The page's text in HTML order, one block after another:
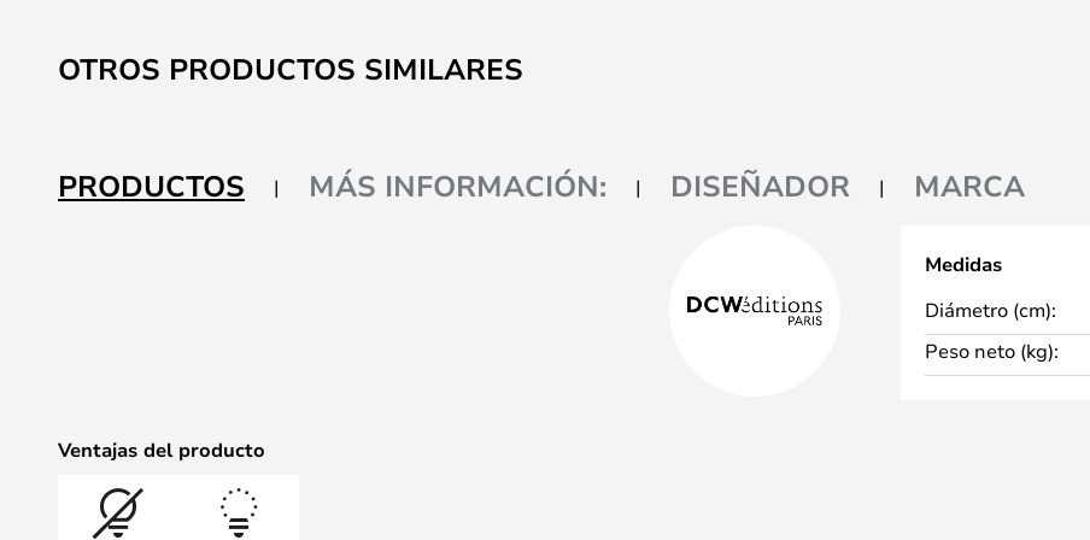
OTROS PRODUCTOS SIMILARES
PRODUCTOS MÁS INFORMACIÓN: DISEÑADOR MARCA
Ventajas del producto
Medidas
Diámetro (cm):
Peso neto (kg):